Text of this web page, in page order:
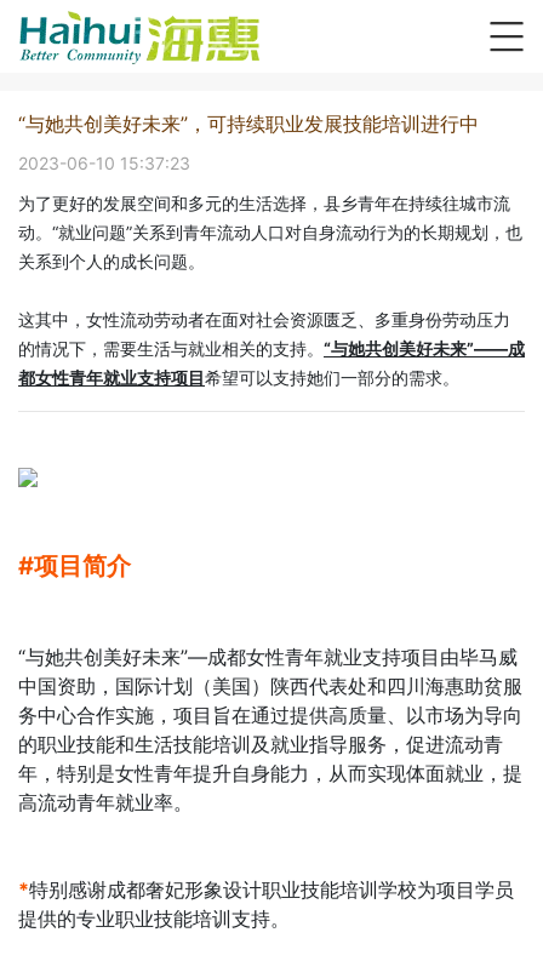
“与她共创美好未来”，可持续职业发展技能培训进行中
2023-06-10 15:37:23
为了更好的发展空间和多元的生活选择，县乡青年在持续往城市流
动。“就业问题”关系到青年流动人口对自身流动行为的长期规划，也
关系到个人的成长问题。
这其中，女性流动劳动者在面对社会资源匮乏、多重身份劳动压力
的情况下，需要生活与就业相关的支持。 “与她共创美好未来”——成
都女性青年就业支持项目希望可以支持她们一部分的需求。
#项目简介
“与她共创美好未来”—成都女性青年就业支持项目由毕马威
中国资助，国际计划（美国）陕西代表处和四川海惠助贫服
务中心合作实施，项目旨在通过提供高质量、以市场为导向
的职业技能和生活技能培训及就业指导服务，促进流动青
年，特别是女性青年提升自身能力，从而实现体面就业，提
高流动青年就业率。
*特别感谢成都奢妃形象设计职业技能培训学校为项目学员
提供的专业职业技能培训支持。